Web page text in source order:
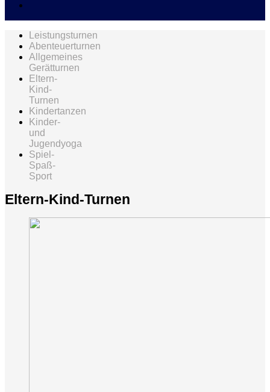
Leistungsturnen
Abenteuerturnen
Allgemeines
Gerätturnen
Eltern-
Kind-
Turnen
Kindertanzen
Kinder-
und
Jugendyoga
Spiel-
Spaß-
Sport
Eltern-Kind-Turnen